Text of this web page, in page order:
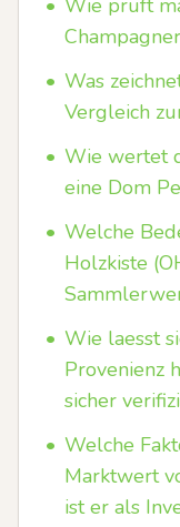
• Wie prüft
• Was
Vergleich
• Wie wertet
eine Dom
• Welche
Holzkiste
• Wie laesst
Provenienz
sicher
• Welche
Marktwert
ist er als